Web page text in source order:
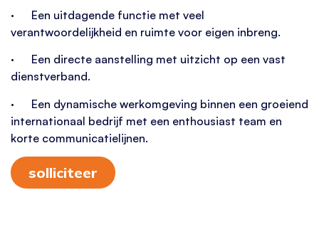
· Een uitdagende functie met veel
verantwoordelijkheid en ruimte voor eigen inbreng.
· Een directe aanstelling met uitzicht op een vast
dienstverband.
· Een dynamische werkomgeving binnen een groeiend
internationaal bedrijf met een enthousiast team en
korte communicatielijnen.
solliciteer